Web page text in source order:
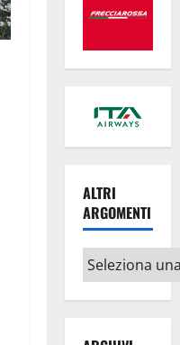
ALTRI
ARGOMENTI
Altri
argomenti